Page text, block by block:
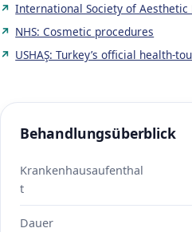
International Society of Aesthetic
NHS: Cosmetic procedures
USHAŞ: Turkey’s official health-
Behandlungsüberblick
Krankenhausaufenthal
t
Dauer